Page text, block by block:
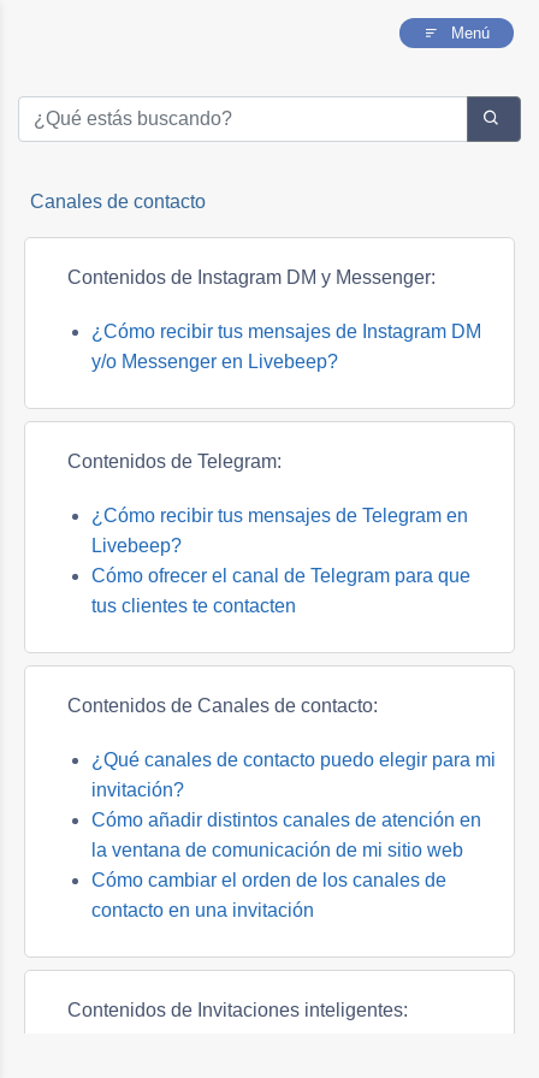
Menú
Canales de contacto
Contenidos de Instagram DM y Messenger:
¿Cómo recibir tus mensajes de Instagram DM
y/o Messenger en Livebeep?
Contenidos de Telegram:
¿Cómo recibir tus mensajes de Telegram en
Livebeep?
Cómo ofrecer el canal de Telegram para que
tus clientes te contacten
Contenidos de Canales de contacto:
¿Qué canales de contacto puedo elegir para mi
invitación?
Cómo añadir distintos canales de atención en
la ventana de comunicación de mi sitio web
Cómo cambiar el orden de los canales de
contacto en una invitación
Contenidos de Invitaciones inteligentes: